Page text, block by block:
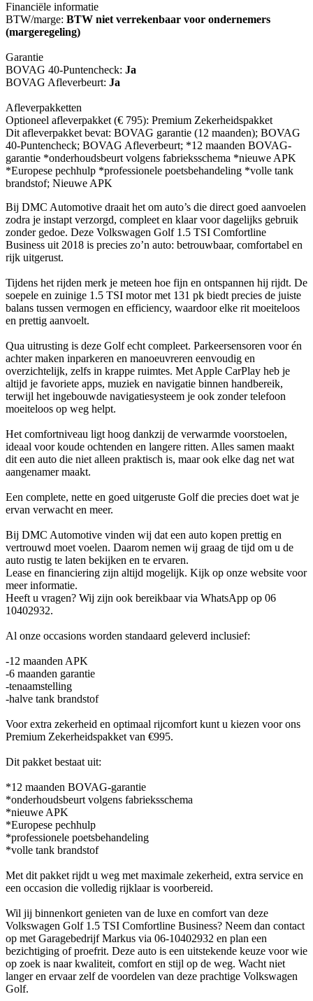
Financiële informatie
BTW/marge: BTW niet verrekenbaar voor ondernemers
(margeregeling)
Garantie
BOVAG 40-Puntencheck: Ja
BOVAG Afleverbeurt: Ja
Afleverpakketten
Optioneel afleverpakket (€ 795): Premium Zekerheidspakket
Dit afleverpakket bevat: BOVAG garantie (12 maanden); BOVAG
40-Puntencheck; BOVAG Afleverbeurt; *12 maanden BOVAG-
garantie *onderhoudsbeurt volgens fabrieksschema *nieuwe APK
*Europese pechhulp *professionele poetsbehandeling *volle tank
brandstof; Nieuwe APK
Bij DMC Automotive draait het om auto’s die direct goed aanvoelen
zodra je instapt verzorgd, compleet en klaar voor dagelijks gebruik
zonder gedoe. Deze Volkswagen Golf 1.5 TSI Comfortline
Business uit 2018 is precies zo’n auto: betrouwbaar, comfortabel en
rijk uitgerust.
Tijdens het rijden merk je meteen hoe fijn en ontspannen hij rijdt. De
soepele en zuinige 1.5 TSI motor met 131 pk biedt precies de juiste
balans tussen vermogen en efficiency, waardoor elke rit moeiteloos
en prettig aanvoelt.
Qua uitrusting is deze Golf echt compleet. Parkeersensoren voor én
achter maken inparkeren en manoeuvreren eenvoudig en
overzichtelijk, zelfs in krappe ruimtes. Met Apple CarPlay heb je
altijd je favoriete apps, muziek en navigatie binnen handbereik,
terwijl het ingebouwde navigatiesysteem je ook zonder telefoon
moeiteloos op weg helpt.
Het comfortniveau ligt hoog dankzij de verwarmde voorstoelen,
ideaal voor koude ochtenden en langere ritten. Alles samen maakt
dit een auto die niet alleen praktisch is, maar ook elke dag net wat
aangenamer maakt.
Een complete, nette en goed uitgeruste Golf die precies doet wat je
ervan verwacht en meer.
Bij DMC Automotive vinden wij dat een auto kopen prettig en
vertrouwd moet voelen. Daarom nemen wij graag de tijd om u de
auto rustig te laten bekijken en te ervaren.
Lease en financiering zijn altijd mogelijk. Kijk op onze website voor
meer informatie.
Heeft u vragen? Wij zijn ook bereikbaar via WhatsApp op 06
10402932.
Al onze occasions worden standaard geleverd inclusief:
-12 maanden APK
-6 maanden garantie
-tenaamstelling
-halve tank brandstof
Voor extra zekerheid en optimaal rijcomfort kunt u kiezen voor ons
Premium Zekerheidspakket van €995.
Dit pakket bestaat uit:
*12 maanden BOVAG-garantie
*onderhoudsbeurt volgens fabrieksschema
*nieuwe APK
*Europese pechhulp
*professionele poetsbehandeling
*volle tank brandstof
Met dit pakket rijdt u weg met maximale zekerheid, extra service en
een occasion die volledig rijklaar is voorbereid.
Wil jij binnenkort genieten van de luxe en comfort van deze
Volkswagen Golf 1.5 TSI Comfortline Business? Neem dan contact
op met Garagebedrijf Markus via 06-10402932 en plan een
bezichtiging of proefrit. Deze auto is een uitstekende keuze voor wie
op zoek is naar kwaliteit, comfort en stijl op de weg. Wacht niet
langer en ervaar zelf de voordelen van deze prachtige Volkswagen
Golf.